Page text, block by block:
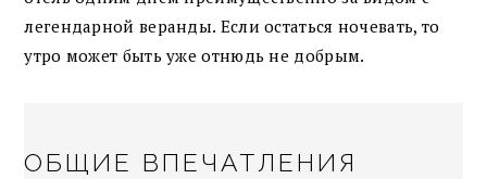
легендарной веранды. Если остаться ночевать, то
утро может быть уже отнюдь не добрым.
ОБЩИЕ ВПЕЧАТЛЕНИЯ